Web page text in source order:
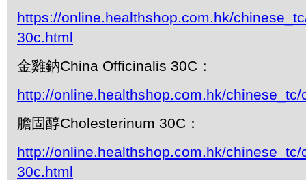
https://online.healthshop.com.hk/
30c.html
金雞鈉China Officinalis 30C：
http://online.healthshop.com.hk/
膽固醇Cholesterinum 30C：
http://online.healthshop.com.hk/
30c.html